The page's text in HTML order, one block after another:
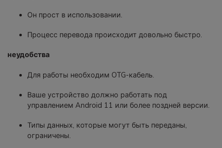
Он прост в использовании.
Процесс перевода происходит довольно быстро.
неудобства
Для работы необходим OTG-кабель.
Ваше устройство должно работать под
управлением Android 11 или более поздней версии.
Типы данных, которые могут быть переданы,
ограничены.